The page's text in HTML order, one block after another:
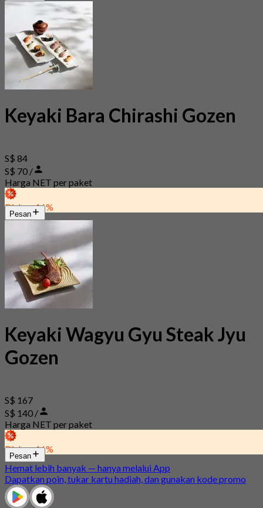
Keyaki Bara Chirashi Gozen
S$ 84
S$ 70 /
Harga NET per paket
Diskon 16%
Pesan
Keyaki Wagyu Gyu Steak Jyu
Gozen
S$ 167
S$ 140 /
Harga NET per paket
Diskon 16%
Pesan
Hemat lebih banyak — hanya melalui App
Dapatkan poin, tukar kartu hadiah, dan gunakan kode promo